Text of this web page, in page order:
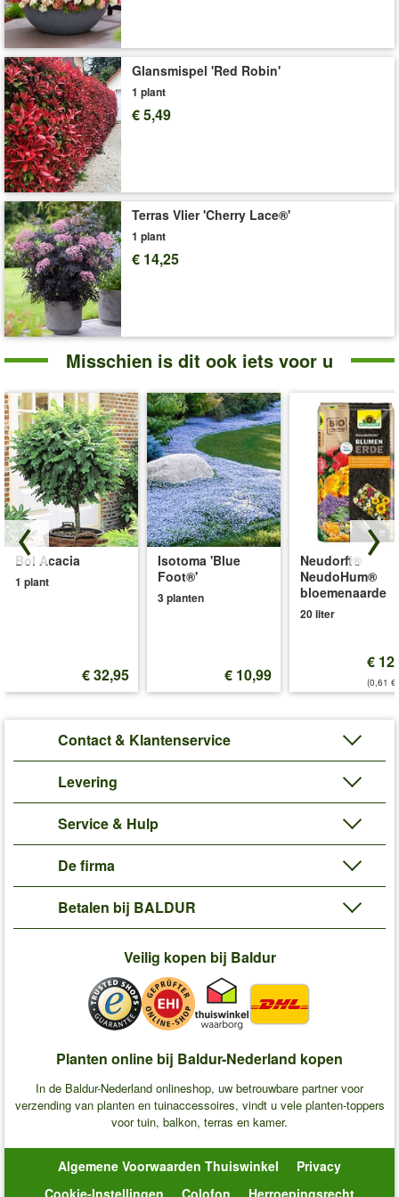
Art.nr.:9852
Levering omvat:4-liter containerpot, stam ca. 60cm hoog
Glansmispel 'Red Robin'
1 plant
€ 5,49
Terras Vlier 'Cherry Lace®'
1 plant
€ 14,25
Misschien is dit ook iets voor u
Bol Acacia
1 plant
€ 32,95
Isotoma 'Blue
Foot®'
3 planten
€ 10,99
Neudorff®
NeudoHum®
bloemenaarde
20 liter
€
(0,61
Contact & Klantenservice
Levering
Service & Hulp
De firma
Betalen bij BALDUR
Veilig kopen bij Baldur
Planten online bij Baldur-Nederland kopen
In de Baldur-Nederland onlineshop, uw betrouwbare partner voor
verzending van planten en tuinaccessoires, vindt u vele planten-toppers
voor tuin, balkon, terras en kamer.
Algemene Voorwaarden Thuiswinkel
Privacy
Cookie-Instellingen
Colofon Herroepingsrecht